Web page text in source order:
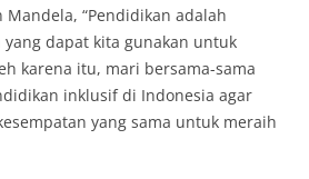
“Pendidikan adalah
dapat kita gunakan untuk
karena itu, mari bersama-sama
inklusif di Indonesia agar
yang sama untuk meraih